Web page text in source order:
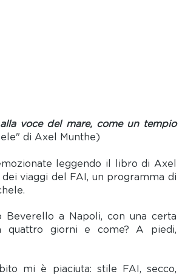
voce del mare, come un tempio
di Axel Munthe)
leggendo il libro di Axel
dei viaggi del FAI, un programma di
a Napoli, con una certa
quattro giorni e come? A piedi,
mi è piaciuta: stile FAI, secco,